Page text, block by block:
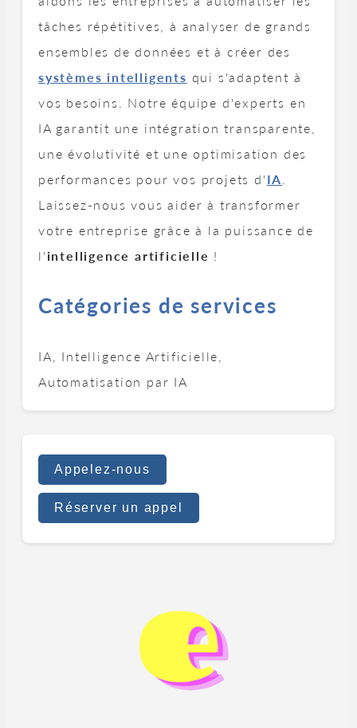
tâches répétitives, à analyser de grands
ensembles de données et à créer des
systèmes intelligents qui s'adaptent à
vos besoins. Notre équipe d'experts en
IA garantit une intégration transparente,
une évolutivité et une optimisation des
performances pour vos projets d' IA
Laissez-nous vous aider à transformer
votre entreprise grâce à la puissance de
l' intelligence artificielle !
Catégories de services
IA, Intelligence Artificielle,
Automatisation par IA
Appelez-nous
Réserver un appel